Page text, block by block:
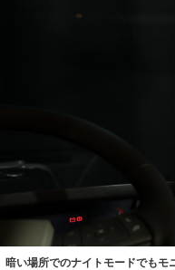
暗い場所でのナイトモードでもモ